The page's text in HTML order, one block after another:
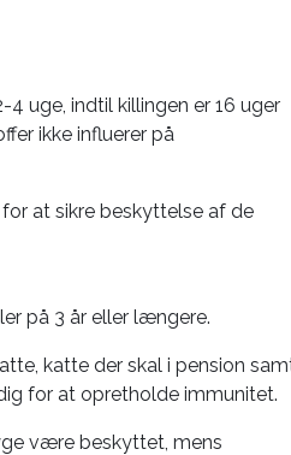
uge, indtil killingen er 16 uger
ikke influerer på
at sikre beskyttelse af de
på 3 år eller længere.
katte der skal i pension
for at opretholde immunitet.
være beskyttet, mens